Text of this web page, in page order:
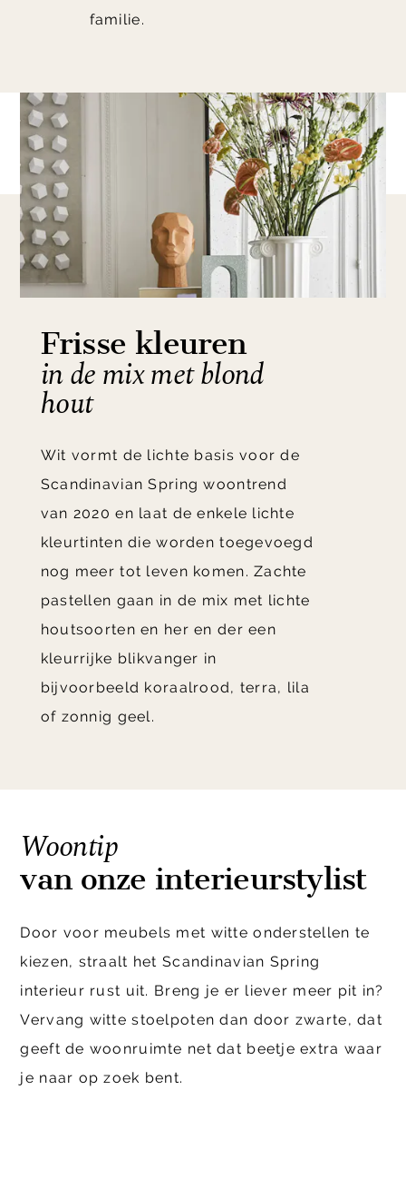
familie.
Frisse kleuren
in de mix met blond
hout
Wit vormt de lichte basis voor de
Scandinavian Spring woontrend
van 2020 en laat de enkele lichte
kleurtinten die worden toegevoegd
nog meer tot leven komen. Zachte
pastellen gaan in de mix met lichte
houtsoorten en her en der een
kleurrijke blikvanger in
bijvoorbeeld koraalrood, terra, lila
of zonnig geel.
Woontip
van onze interieurstylist
Door voor meubels met witte onderstellen te
kiezen, straalt het Scandinavian Spring
interieur rust uit. Breng je er liever meer pit in?
Vervang witte stoelpoten dan door zwarte, dat
geeft de woonruimte net dat beetje extra waar
je naar op zoek bent.